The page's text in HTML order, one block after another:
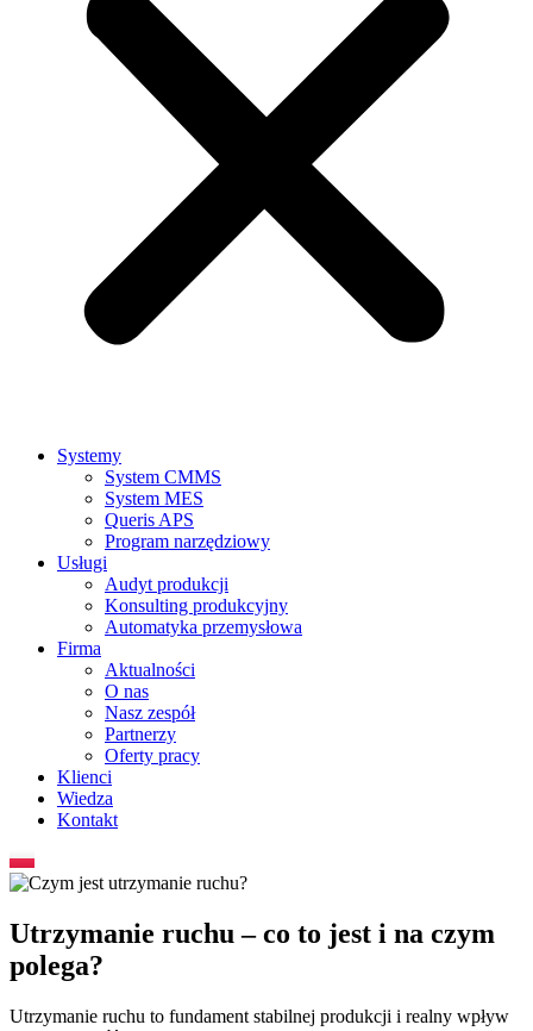
Systemy
System CMMS
System MES
Queris APS
Program narzędziowy
Usługi
Audyt produkcji
Konsulting produkcyjny
Automatyka przemysłowa
Firma
Aktualności
O nas
Nasz zespół
Partnerzy
Oferty pracy
Klienci
Wiedza
Kontakt
Utrzymanie ruchu – co to jest i na czym
polega?
Utrzymanie ruchu to fundament stabilnej produkcji i realny wpływ